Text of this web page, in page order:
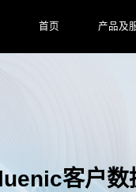
首页 产品及
客户数